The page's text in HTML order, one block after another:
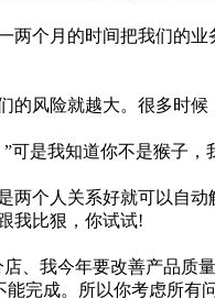
月的时间把我们的业
风险就越大。很多时候
是我知道你不是猴子，
个人关系好就可以自动
我比狠，你试试!
我今年要改善产品质
完成。所以你考虑所